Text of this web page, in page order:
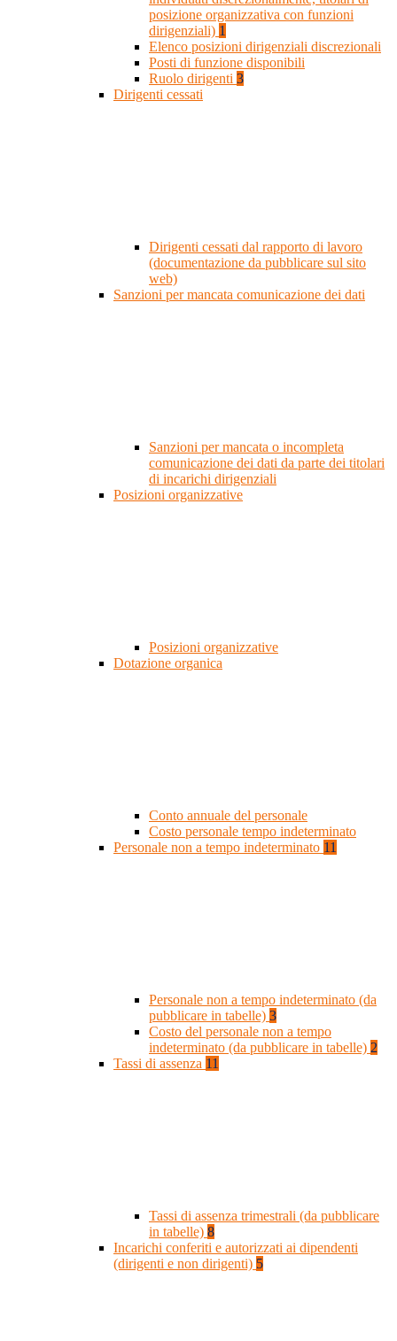
posizione organizzativa con funzioni
dirigenziali) 1
Elenco posizioni dirigenziali discrezionali
Posti di funzione disponibili
Ruolo dirigenti 3
Dirigenti cessati
Dirigenti cessati dal rapporto di lavoro
(documentazione da pubblicare sul sito
web)
Sanzioni per mancata comunicazione dei dati
Sanzioni per mancata o incompleta
comunicazione dei dati da parte dei titolari
di incarichi dirigenziali
Posizioni organizzative
Posizioni organizzative
Dotazione organica
Conto annuale del personale
Costo personale tempo indeterminato
Personale non a tempo indeterminato 11
Personale non a tempo indeterminato (da
pubblicare in tabelle) 3
Costo del personale non a tempo
indeterminato (da pubblicare in tabelle) 2
Tassi di assenza 11
Tassi di assenza trimestrali (da pubblicare
in tabelle) 8
Incarichi conferiti e autorizzati ai dipendenti
(dirigenti e non dirigenti) 5